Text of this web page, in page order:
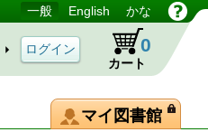
一般 English かな
カート
0
マイ図書館